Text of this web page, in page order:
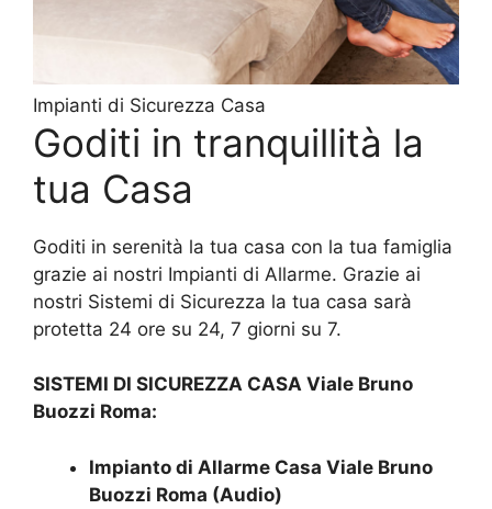
Impianti di Sicurezza Casa
Goditi in tranquillità la
tua Casa
Goditi in serenità la tua casa con la tua famiglia
grazie ai nostri Impianti di Allarme. Grazie ai
nostri Sistemi di Sicurezza la tua casa sarà
protetta 24 ore su 24, 7 giorni su 7.
SISTEMI DI SICUREZZA CASA Viale Bruno
Buozzi Roma:
Impianto di Allarme Casa Viale Bruno
Buozzi Roma (Audio)